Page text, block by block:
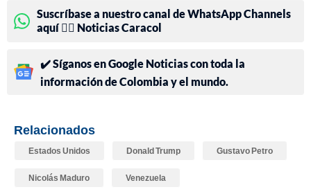
Suscríbase a nuestro canal de WhatsApp Channels
aquí 👉🏻 Noticias Caracol
✔️ Síganos en Google Noticias con toda la
información de Colombia y el mundo.
Relacionados
Estados Unidos Donald Trump Gustavo Petro
Nicolás Maduro Venezuela